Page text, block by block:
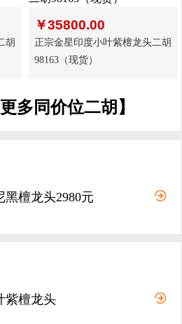
胡
￥35800.00
正宗金星印度小叶紫檀龙头二胡
98163（现货）
多同价位二胡】
檀龙头2980元
紫檀龙头